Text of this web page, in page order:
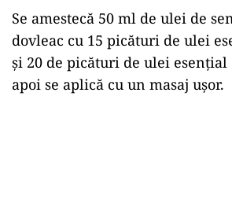
Se amestecă 50 ml de ulei de
dovleac cu 15 picături de ulei
și 20 de picături de ulei
apoi se aplică cu un masaj ușor.